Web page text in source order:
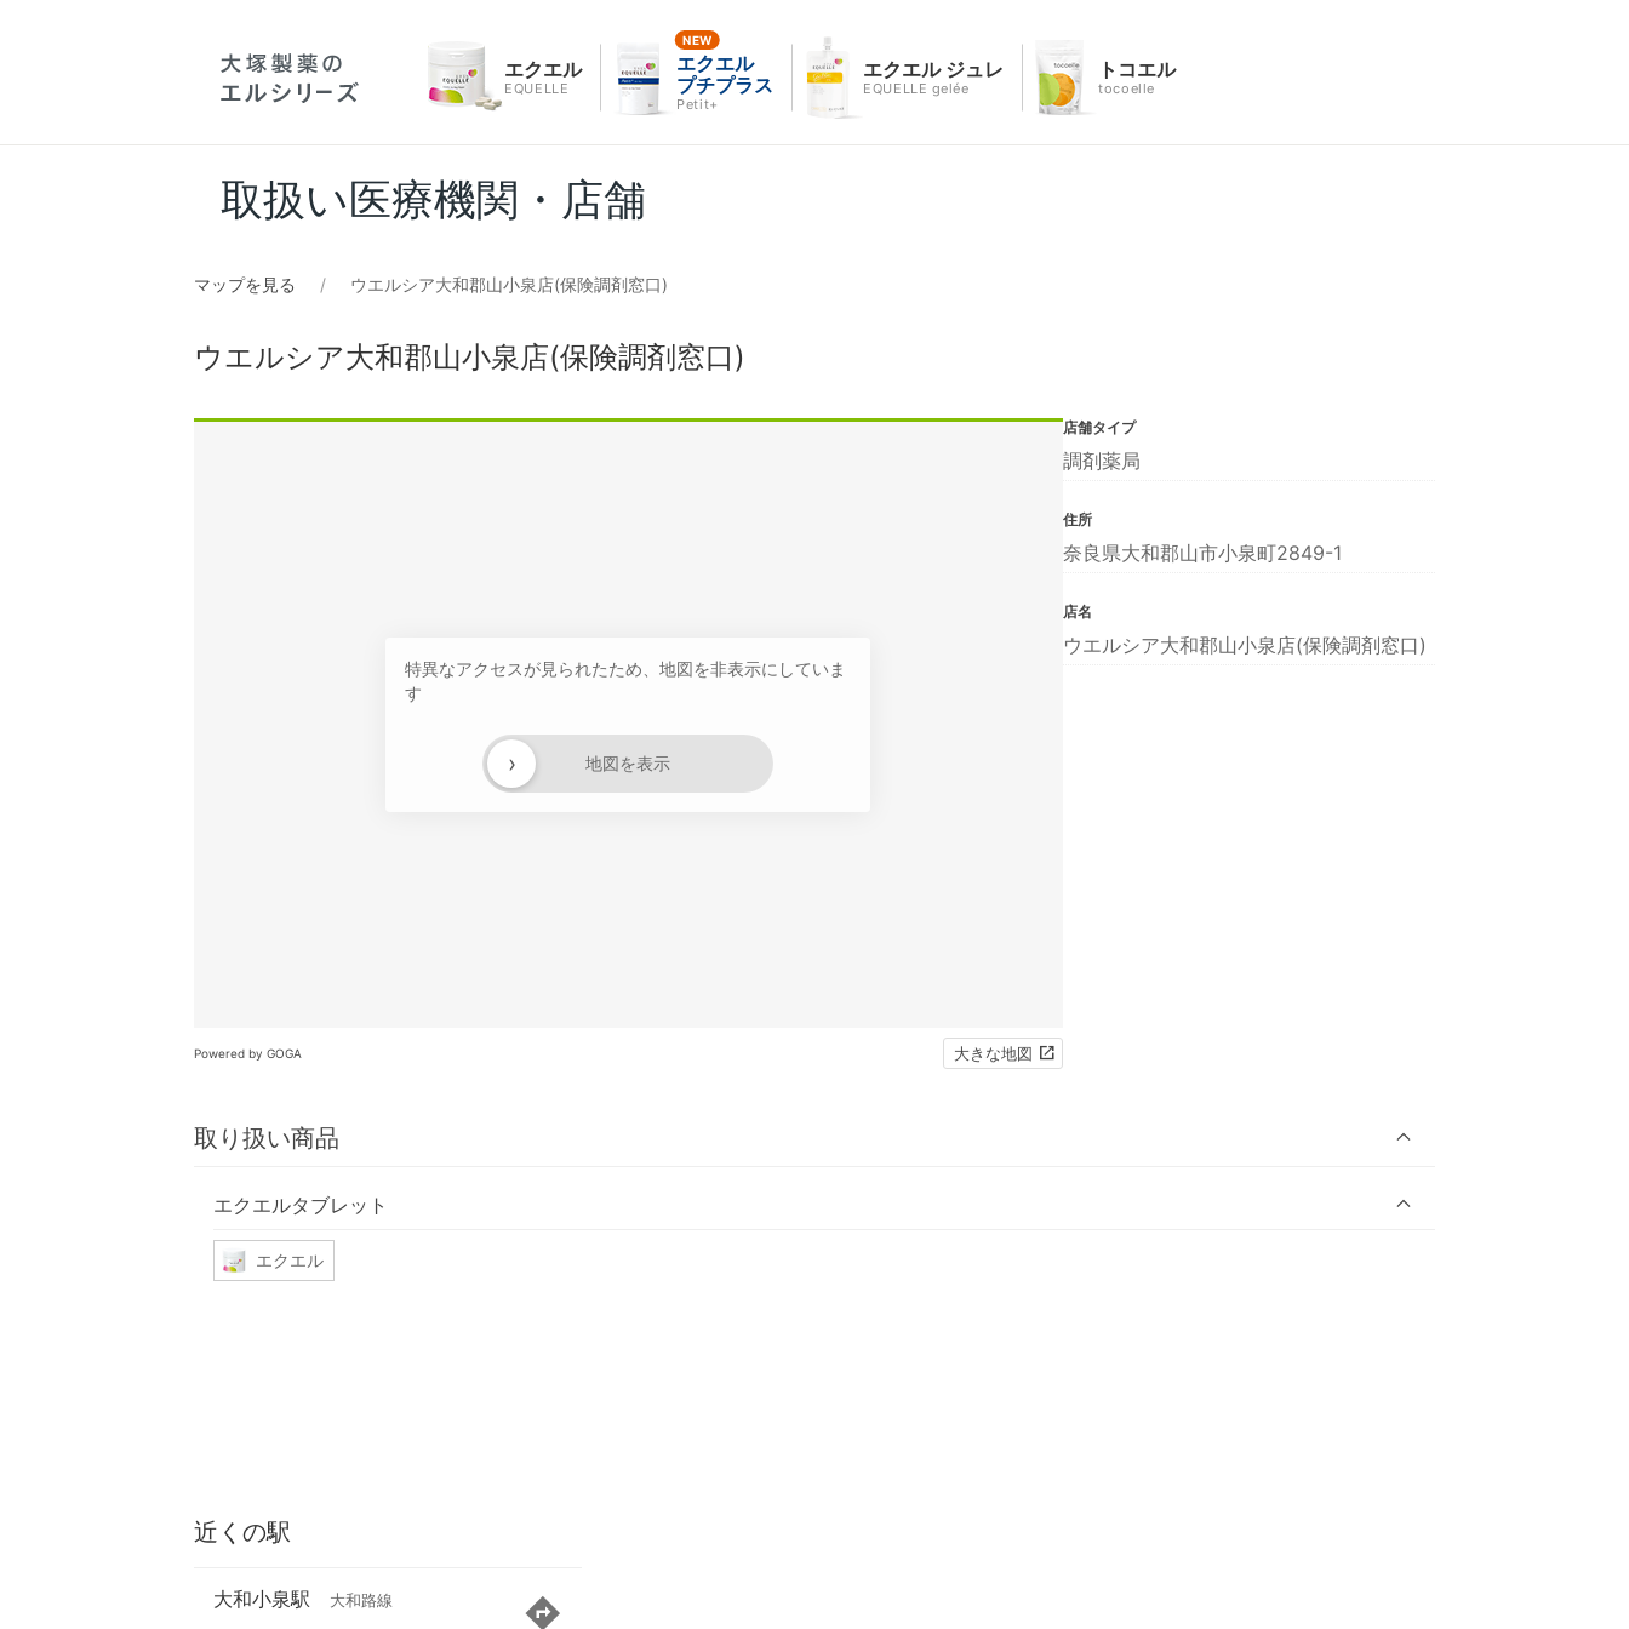
エクエル
EQUELLE
エクエル
プチプラス
Petit+
エクエル ジュレ
EQUELLE gelée
トコエル
tocoelle
取扱い医療機関・店舗
マップを見る ウエルシア大和郡山小泉店(保険調剤窓口)
ウエルシア大和郡山小泉店(保険調剤窓口)
特異なアクセスが見られたため、地図を非表示にしていま
す
地図を表示
›
Powered by GOGA 大きな地図
取り扱い商品
エクエルタブレット
エクエル
店舗タイプ
調剤薬局
住所
奈良県大和郡山市小泉町2849-1
店名
ウエルシア大和郡山小泉店(保険調剤窓口)
近くの駅
大和小泉駅 大和路線